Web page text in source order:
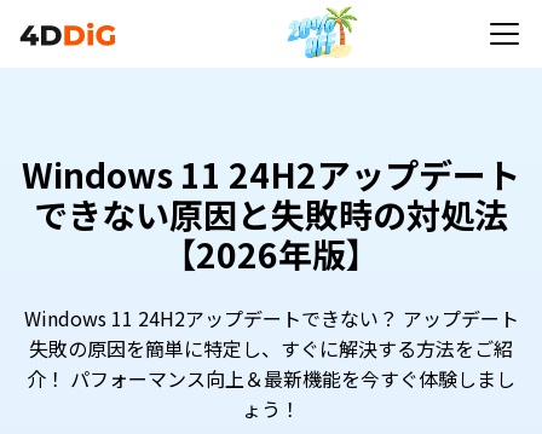
Windows 11 24H2アップデート
できない原因と失敗時の対処法
【2026年版】
Windows 11 24H2アップデートできない？ アップデート
失敗の原因を簡単に特定し、すぐに解決する方法をご紹
介！ パフォーマンス向上＆最新機能を今すぐ体験しまし
ょう！